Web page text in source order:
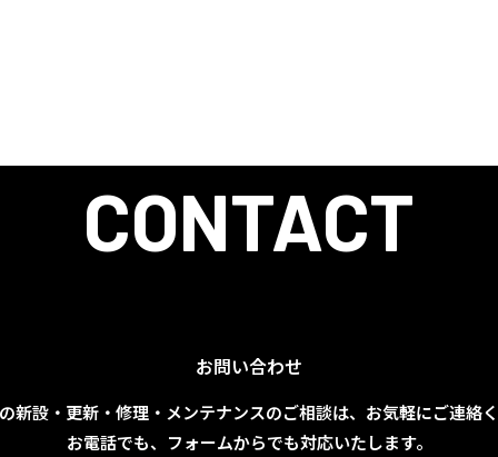
CONTACT
お問い合わせ
新設・更新・修理・メンテナンスのご相談は、お気軽にご連絡く
お電話でも、フォームからでも対応いたします。